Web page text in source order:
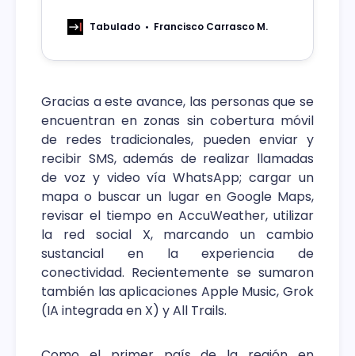
(ODS), evaluó a 226 marcas en Chile,
como la única de su sector en ser
positivo.
Tabulado Francisco Carrasco M.
Gracias a este avance, las personas que se
encuentran en zonas sin cobertura móvil
de redes tradicionales, pueden enviar y
recibir SMS, además de realizar llamadas
de voz y video vía WhatsApp; cargar un
mapa o buscar un lugar en Google Maps,
revisar el tiempo en AccuWeather, utilizar
la red social X, marcando un cambio
sustancial en la experiencia de
conectividad. Recientemente se sumaron
también las aplicaciones Apple Music, Grok
(IA integrada en X) y All Trails.